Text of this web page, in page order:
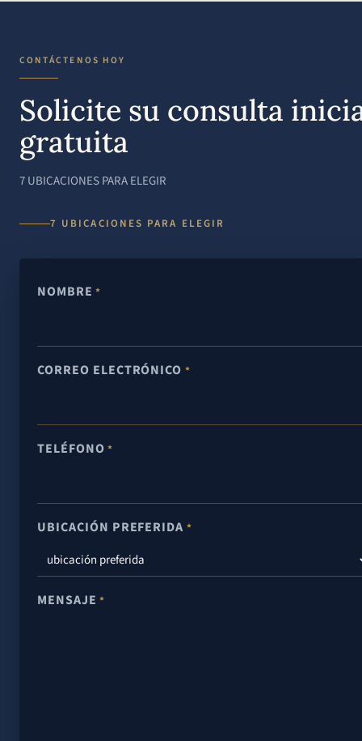
CONTÁCTENOS HOY
Solicite su consulta
gratuita
7 UBICACIONES PARA ELEGIR
7 UBICACIONES PARA ELEGIR
NOMBRE *
CORREO ELECTRÓNICO *
TELÉFONO *
UBICACIÓN PREFERIDA *
MENSAJE *